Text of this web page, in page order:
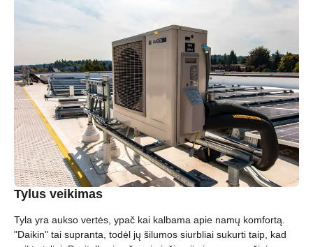
Tylus veikimas
Tyla yra aukso vertės, ypač kai kalbama apie namų komfortą.
"Daikin" tai supranta, todėl jų šilumos siurbliai sukurti taip, kad